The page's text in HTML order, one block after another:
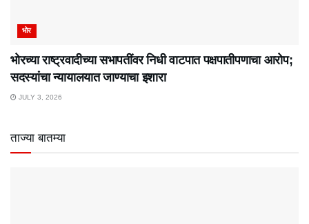
भोर
भोरच्या राष्ट्रवादीच्या सभापतींवर निधी वाटपात पक्षपातीपणाचा आरोप;
सदस्यांचा न्यायालयात जाण्याचा इशारा
JULY 3, 2026
ताज्या बातम्या